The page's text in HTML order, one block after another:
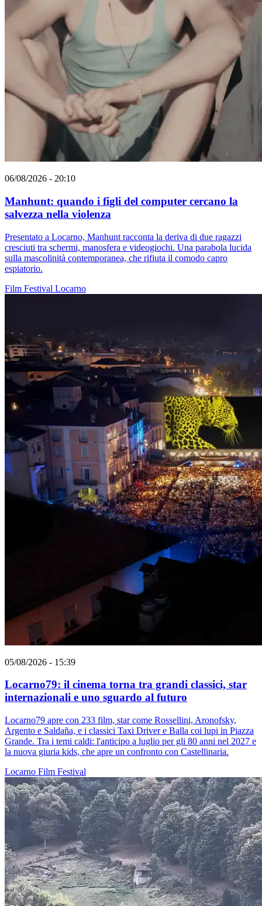
06/08/2026 - 20:10
Manhunt: quando i figli del computer cercano la
salvezza nella violenza
Presentato a Locarno, Manhunt racconta la deriva di due ragazzi
cresciuti tra schermi, manosfera e videogiochi. Una parabola lucida
sulla mascolinità contemporanea, che rifiuta il comodo capro
espiatorio.
Film Festival Locarno
05/08/2026 - 15:39
Locarno79: il cinema torna tra grandi classici, star
internazionali e uno sguardo al futuro
Locarno79 apre con 233 film, star come Rossellini, Aronofsky,
Argento e Saldaña, e i classici Taxi Driver e Balla coi lupi in Piazza
Grande. Tra i temi caldi: l'anticipo a luglio per gli 80 anni nel 2027 e
la nuova giuria kids, che apre un confronto con Castellinaria.
Locarno Film Festival